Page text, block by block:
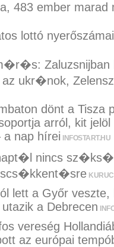
483 ember
lottó
ukr�nok,
dönt a Tisza
arról, kit
a nap hírei
INFOSTART.HU
nincs
lett a Győr veszte,
a Debrecen
vereség
az európai